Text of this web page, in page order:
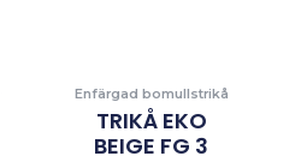
Enfärgad bomullstrikå
TRIKÅ EKO
BEIGE FG 3